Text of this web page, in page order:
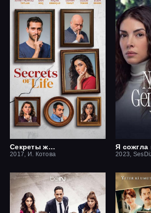
Секреты жизни
2017, И. Котова 2023,